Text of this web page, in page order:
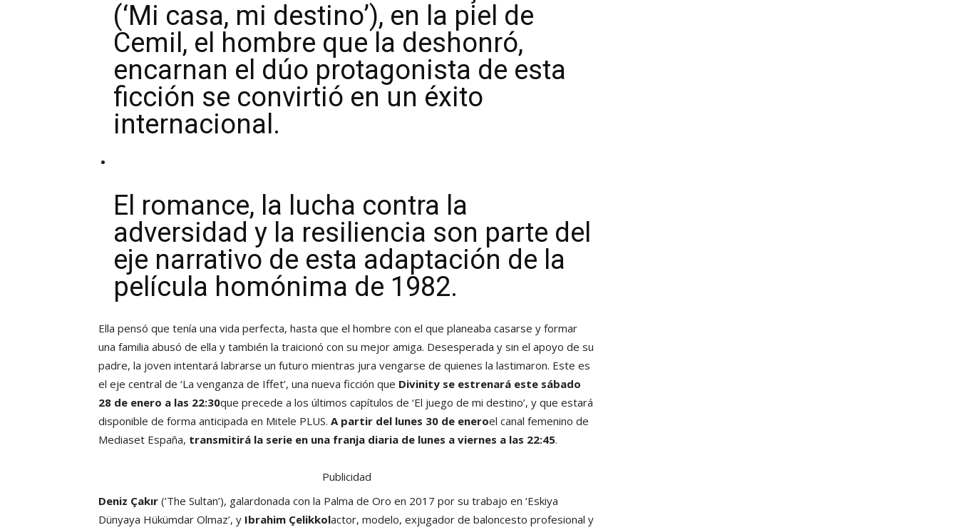
(‘Mi casa, mi destino’), en la piel de
Cemil, el hombre que la deshonró,
encarnan el dúo protagonista de esta
ficción se convirtió en un éxito
internacional.
El romance, la lucha contra la
adversidad y la resiliencia son parte del
eje narrativo de esta adaptación de la
película homónima de 1982.
Ella pensó que tenía una vida perfecta, hasta que el hombre con el que planeaba casarse y formar
una familia abusó de ella y también la traicionó con su mejor amiga. Desesperada y sin el apoyo de su
padre, la joven intentará labrarse un futuro mientras jura vengarse de quienes la lastimaron. Este es
el eje central de ‘La venganza de Iffet’, una nueva ficción que Divinity se estrenará este sábado
28 de enero a las 22:30que precede a los últimos capítulos de ‘El juego de mi destino’, y que estará
disponible de forma anticipada en Mitele PLUS. A partir del lunes 30 de eneroel canal femenino de
Mediaset España, transmitirá la serie en una franja diaria de lunes a viernes a las 22:45.
Publicidad
Deniz Çakır (‘The Sultan’), galardonada con la Palma de Oro en 2017 por su trabajo en ‘Eskiya
Dünyaya Hükümdar Olmaz’, y Ibrahim Çelikkolactor, modelo, exjugador de baloncesto profesional y